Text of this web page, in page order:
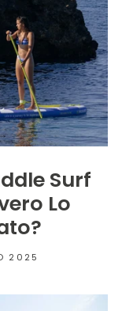
Surf
Lo
2025